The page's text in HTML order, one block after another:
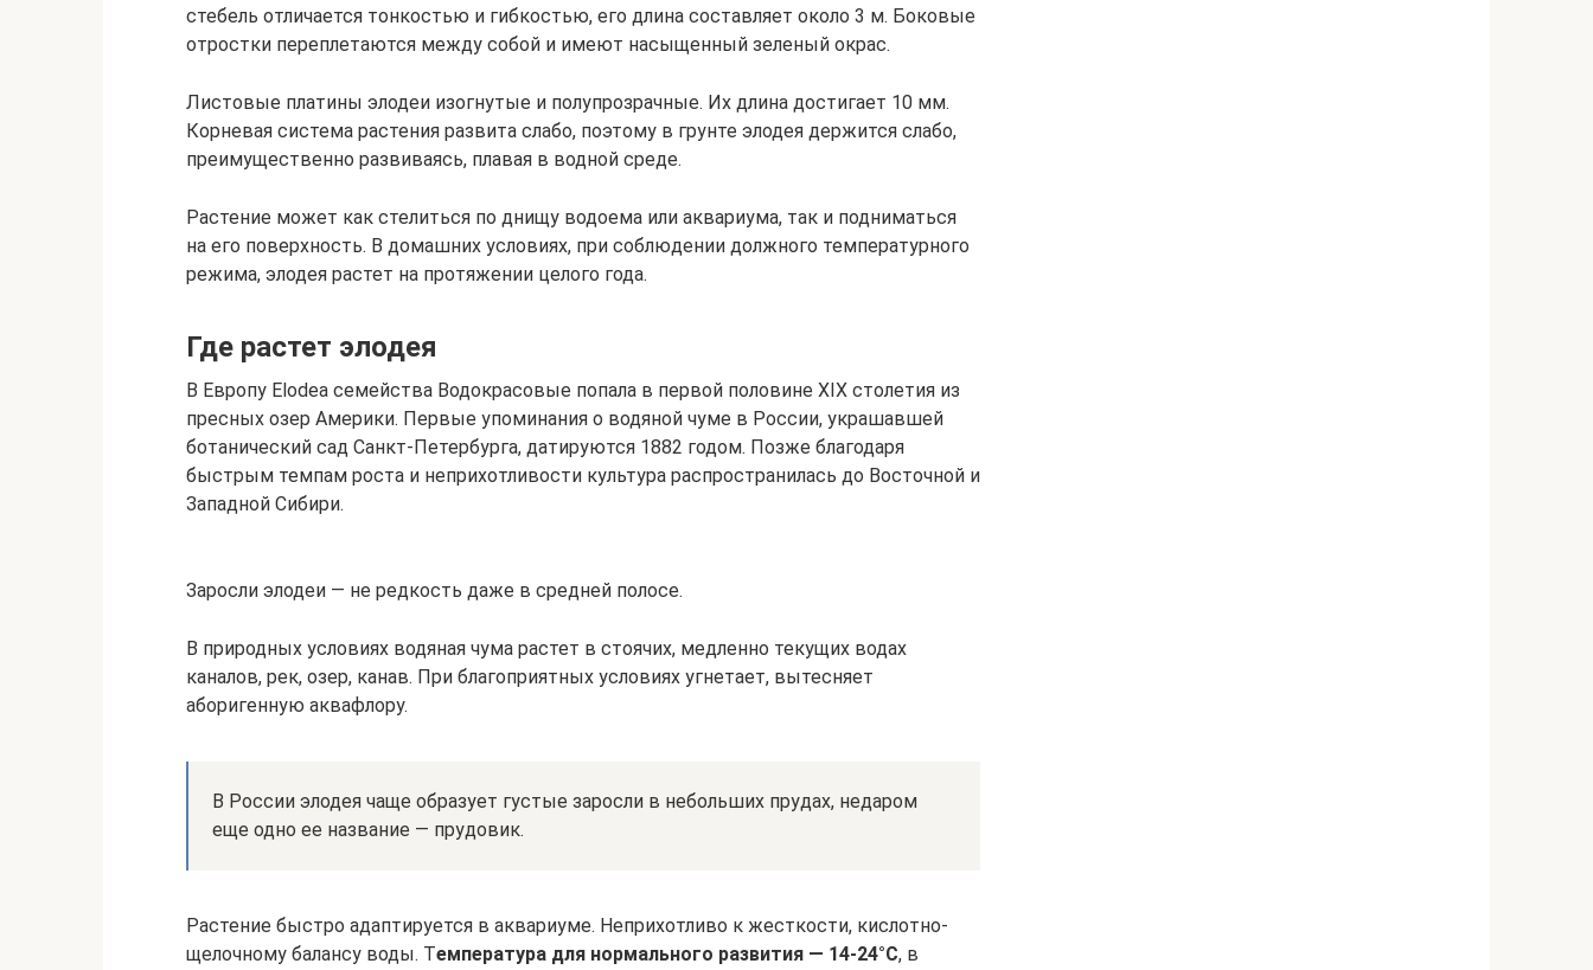
стебель отличается тонкостью и гибкостью, его длина составляет около 3 м. Боковые
отростки переплетаются между собой и имеют насыщенный зеленый окрас.
Листовые платины элодеи изогнутые и полупрозрачные. Их длина достигает 10 мм.
Корневая система растения развита слабо, поэтому в грунте элодея держится слабо,
преимущественно развиваясь, плавая в водной среде.
Растение может как стелиться по днищу водоема или аквариума, так и подниматься
на его поверхность. В домашних условиях, при соблюдении должного температурного
режима, элодея растет на протяжении целого года.
Где растет элодея
В Европу Elodea семейства Водокрасовые попала в первой половине XIX столетия из
пресных озер Америки. Первые упоминания о водяной чуме в России, украшавшей
ботанический сад Санкт-Петербурга, датируются 1882 годом. Позже благодаря
быстрым темпам роста и неприхотливости культура распространилась до Восточной и
Западной Сибири.
Заросли элодеи — не редкость даже в средней полосе.
В природных условиях водяная чума растет в стоячих, медленно текущих водах
каналов, рек, озер, канав. При благоприятных условиях угнетает, вытесняет
аборигенную аквафлору.
В России элодея чаще образует густые заросли в небольших прудах, недаром
еще одно ее название — прудовик.
Растение быстро адаптируется в аквариуме. Неприхотливо к жесткости, кислотно-
щелочному балансу воды. Температура для нормального развития — 14-24°С, в